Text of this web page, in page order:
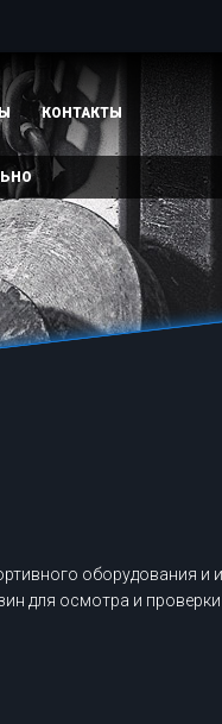
КОНТАКТЫ
оборудования и
для осмотра и